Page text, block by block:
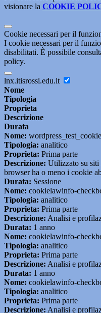
visionare la COOKIE
Cookie necessari per il
I cookie necessari per il
disabilitati. È possibile
policy.
lnx.itisrossi.edu.it
Nome
Tipologia
Proprieta
Descrizione
Durata
Nome: wordpress_test_cookie
Tipologia: analitico
Proprieta: Prima parte
Descrizione: Utilizzato su siti
browser ha o meno i cookie
Durata: Sessione
Nome: cookielawinfo-
Tipologia: analitico
Proprieta: Prima parte
Descrizione: Analisi e
Durata: 1 anno
Nome: cookielawinfo-
Tipologia: analitico
Proprieta: Prima parte
Descrizione: Analisi e
Durata: 1 anno
Nome: cookielawinfo-
Tipologia: analitico
Proprieta: Prima parte
Descrizione: Analisi e